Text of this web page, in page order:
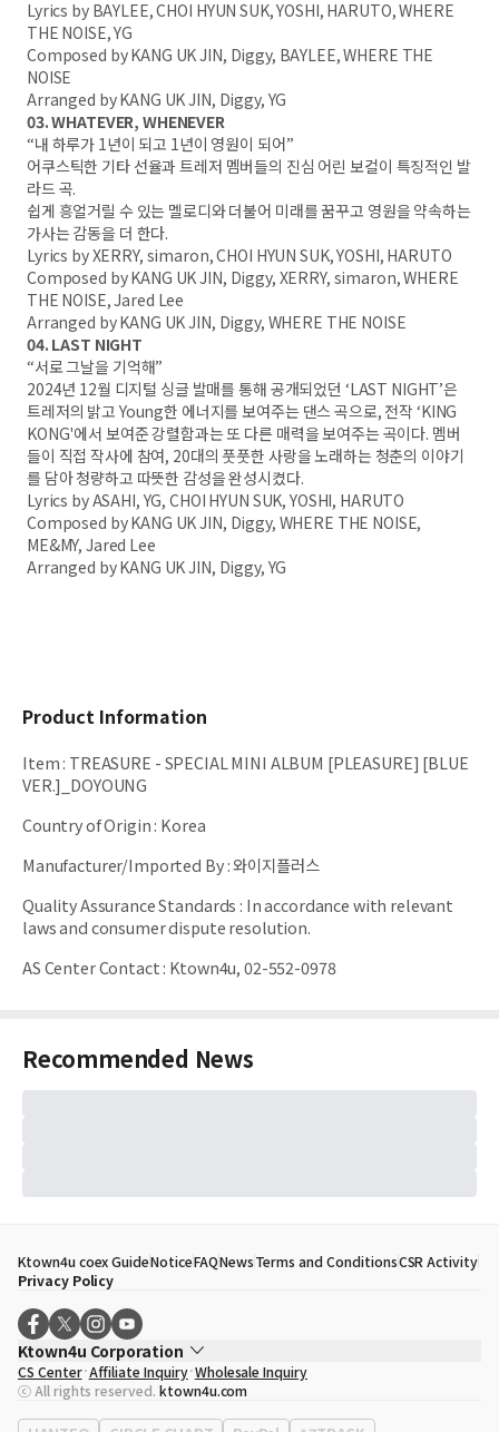
Lyrics by BAYLEE, CHOI HYUN SUK, YOSHI, HARUTO, WHERE
THE NOISE, YG
Composed by KANG UK JIN, Diggy, BAYLEE, WHERE THE
NOISE
Arranged by KANG UK JIN, Diggy, YG
03. WHATEVER, WHENEVER
“내 하루가 1년이 되고 1년이 영원이 되어”
어쿠스틱한 기타 선율과 트레저 멤버들의 진심 어린 보컬이 특징적인 발
라드 곡.
쉽게 흥얼거릴 수 있는 멜로디와 더불어 미래를 꿈꾸고 영원을 약속하는
가사는 감동을 더 한다.
Lyrics by XERRY, simaron, CHOI HYUN SUK, YOSHI, HARUTO
Composed by KANG UK JIN, Diggy, XERRY, simaron, WHERE
THE NOISE, Jared Lee
Arranged by KANG UK JIN, Diggy, WHERE THE NOISE
04. LAST NIGHT
“서로 그날을 기억해”
2024년 12월 디지털 싱글 발매를 통해 공개되었던 ‘LAST NIGHT’은
트레저의 밝고 Young한 에너지를 보여주는 댄스 곡으로, 전작 ‘KING
KONG'에서 보여준 강렬함과는 또 다른 매력을 보여주는 곡이다. 멤버
들이 직접 작사에 참여, 20대의 풋풋한 사랑을 노래하는 청춘의 이야기
를 담아 청량하고 따뜻한 감성을 완성시켰다.
Lyrics by ASAHI, YG, CHOI HYUN SUK, YOSHI, HARUTO
Composed by KANG UK JIN, Diggy, WHERE THE NOISE,
ME&MY, Jared Lee
Arranged by KANG UK JIN, Diggy, YG
Product Information
Item: TREASURE - SPECIAL MINI ALBUM [PLEASURE] [BLUE
VER.]_DOYOUNG
Country of Origin: Korea
Manufacturer/Imported By:와이지플러스
Quality Assurance Standards : In accordance with relevant
laws and consumer dispute resolution.
AS Center Contact: Ktown4u, 02-552-0978
Recommended News
Ktown4u coex GuideNoticeFAQNewsTerms and ConditionsCSR Activity
Privacy Policy
Ktown4u Corporation
CEO
Song Hyo Min
Business Registration No. 120-87-71116
Office Address513, Yeongdong-daero, Gangnam-gu, Seoul, Republic of
CS Center Affiliate Inquiry Wholesale Inquiry
ⓒ All rights reserved. ktown4u.com